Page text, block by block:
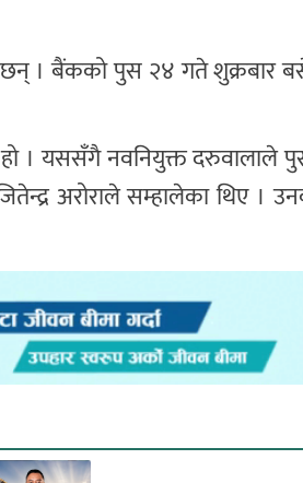
छन् । बैंकको पुस २४ गते शुक्रबार
। यससँगै नवनियुक्त दरुवालाले
अरोराले सम्हालेका थिए ।